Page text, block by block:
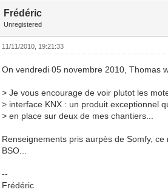
Frédéric
Unregistered
11/11/2010, 19:21:33
On vendredi 05 novembre 2010, Thomas
> Je vous encourage de voir plutot les
> interface KNX : un produit exceptionnel
> en place sur deux de mes chantiers...
Renseignements pris aurpès de Somfy,
BSO...
--
Frédéric